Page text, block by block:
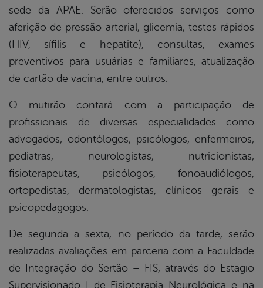
sede da APAE. Serão oferecidos serviços como
aferição de pressão arterial, glicemia, testes rápidos
(HIV, sífilis e hepatite), consultas, exames
preventivos para usuárias e familiares, atualização
de cartão de vacina, entre outros.
O mutirão contará com a participação de
profissionais de diversas especialidades como
advogados, odontólogos, psicólogos, enfermeiros,
pediatras, neurologistas, nutricionistas,
fisioterapeutas, psicólogos, fonoaudiólogos,
ortopedistas, dermatologistas, clínicos gerais e
psicopedagogos.
De segunda a sexta, no período da tarde, serão
realizadas avaliações em parceria com a Faculdade
de Integração do Sertão – FIS, através do Estagio
Supervisionado I de Fisioterapia Neurológica e na